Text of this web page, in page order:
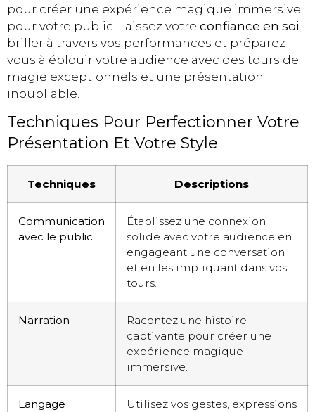
pour créer une expérience magique immersive
pour votre public. Laissez votre confiance en soi
briller à travers vos performances et préparez-
vous à éblouir votre audience avec des tours de
magie exceptionnels et une présentation
inoubliable.
Techniques Pour Perfectionner Votre
Présentation Et Votre Style
Techniques Descriptions
Communication
avec le public
Établissez une connexion
solide avec votre audience en
engageant une conversation
et en les impliquant dans vos
tours.
Narration
Racontez une histoire
captivante pour créer une
expérience magique
immersive.
Langage
Utilisez vos gestes, expressions